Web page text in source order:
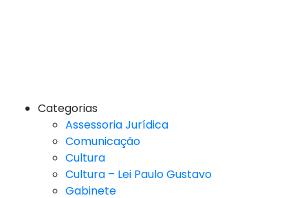
Categorias
Assessoria Jurídica
Comunicação
Cultura
Cultura – Lei Paulo Gustavo
Gabinete